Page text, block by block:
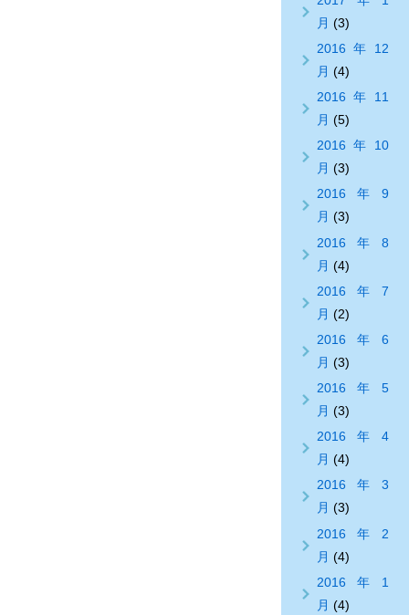
月 (3)
2016年12
月 (4)
2016年11
月 (5)
2016年10
月 (3)
2016年9
月 (3)
2016年8
月 (4)
2016年7
月 (2)
2016年6
月 (3)
2016年5
月 (3)
2016年4
月 (4)
2016年3
月 (3)
2016年2
月 (4)
2016年1
月 (4)